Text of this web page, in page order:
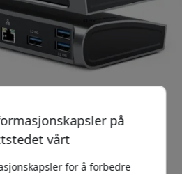
på
vårt
for å forbedre